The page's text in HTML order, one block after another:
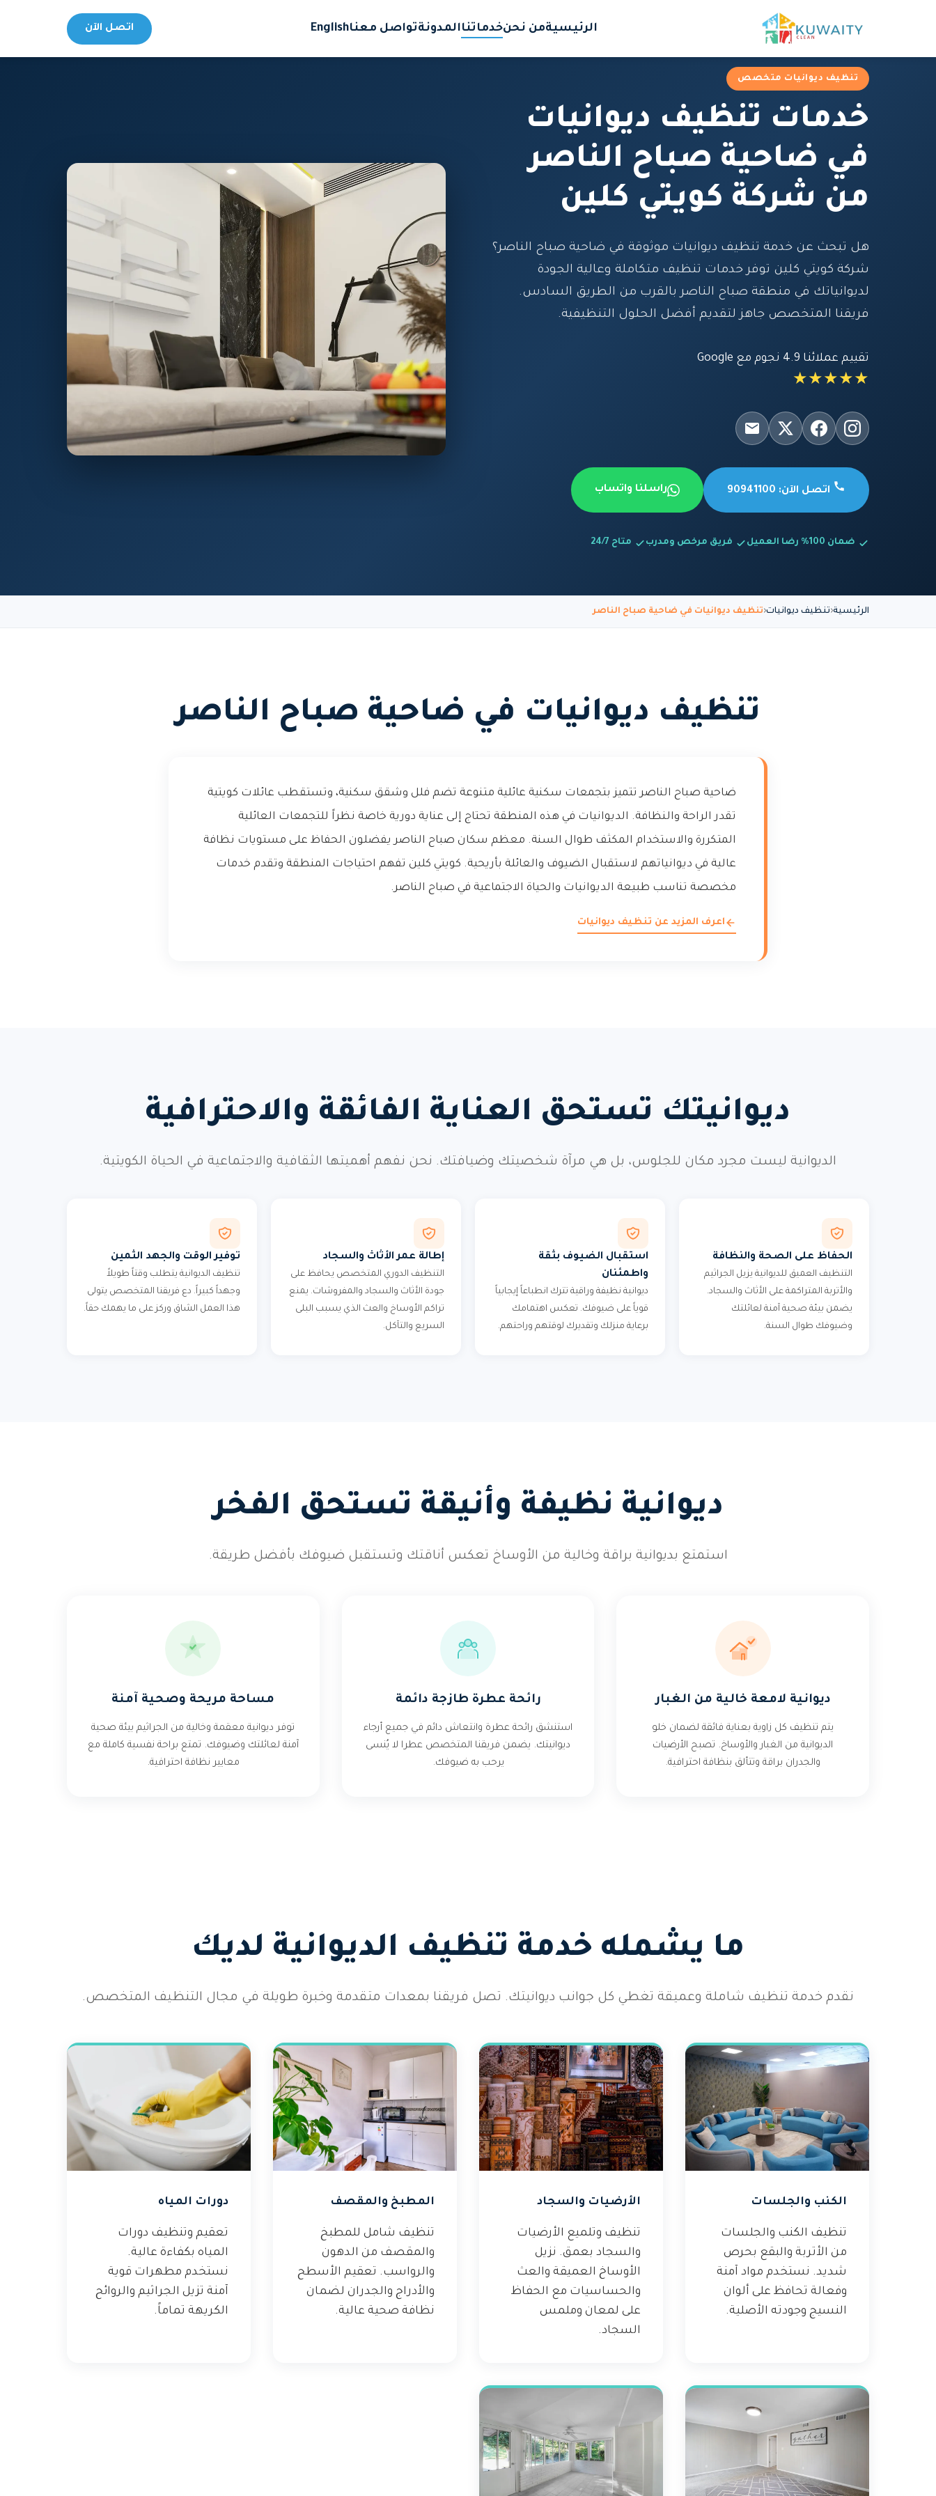
الرئيسيةمن نحنخدماتناالمدونةتواصل معناEnglish اتصل الآن
تنظيف ديوانيات متخصص
خدمات تنظيف ديوانيات
في ضاحية صباح الناصر
من شركة كويتي كلين
هل تبحث عن خدمة تنظيف ديوانيات موثوقة في ضاحية صباح الناصر؟
شركة كويتي كلين توفر خدمات تنظيف متكاملة وعالية الجودة
لديوانياتك في منطقة صباح الناصر بالقرب من الطريق السادس.
فريقنا المتخصص جاهز لتقديم أفضل الحلول التنظيفية.
تقييم عملائنا 4.9 نجوم مع Google
★★★★★
اتصل الآن: 90941100 راسلنا واتساب
ضمان 100% رضا العميل فريق مرخص ومدرب متاح 24/7
الرئيسية تنظيف ديوانيات تنظيف ديوانيات في ضاحية صباح الناصر
تنظيف ديوانيات في ضاحية صباح الناصر
ضاحية صباح الناصر تتميز بتجمعات سكنية عائلية متنوعة تضم فلل وشقق سكنية، وتستقطب عائلات كويتية
تقدر الراحة والنظافة. الديوانيات في هذه المنطقة تحتاج إلى عناية دورية خاصة نظراً للتجمعات العائلية
المتكررة والاستخدام المكثف طوال السنة. معظم سكان صباح الناصر يفضلون الحفاظ على مستويات نظافة
عالية في ديوانياتهم لاستقبال الضيوف والعائلة بأريحية. كويتي كلين تفهم احتياجات المنطقة وتقدم خدمات
مخصصة تناسب طبيعة الديوانيات والحياة الاجتماعية في صباح الناصر.
اعرف المزيد عن تنظيف ديوانيات
ديوانيتك تستحق العناية الفائقة والاحترافية
الديوانية ليست مجرد مكان للجلوس، بل هي مرآة شخصيتك وضيافتك. نحن نفهم أهميتها الثقافية والاجتماعية في الحياة الكويتية.
الحفاظ على الصحة والنظافة
التنظيف العميق للديوانية يزيل الجراثيم
والأتربة المتراكمة على الأثاث والسجاد.
يضمن بيئة صحية آمنة لعائلتك
وضيوفك طوال السنة.
استقبال الضيوف بثقة
واطمئنان
ديوانية نظيفة وراقية تترك انطباعاً إيجابياً
قوياً على ضيوفك. تعكس اهتمامك
برعاية منزلك وتقديرك لوقتهم وراحتهم.
إطالة عمر الأثاث والسجاد
التنظيف الدوري المتخصص يحافظ على
جودة الأثاث والسجاد والمفروشات. يمنع
تراكم الأوساخ والعث الذي يسبب البلى
السريع والتآكل.
توفير الوقت والجهد الثمين
تنظيف الديوانية يتطلب وقتاً طويلاً
وجهداً كبيراً. دع فريقنا المتخصص يتولى
هذا العمل الشاق وركز على ما يهمك حقاً.
ديوانية نظيفة وأنيقة تستحق الفخر
استمتع بديوانية براقة وخالية من الأوساخ تعكس أناقتك وتستقبل ضيوفك بأفضل طريقة.
ديوانية لامعة خالية من الغبار
يتم تنظيف كل زاوية بعناية فائقة لضمان خلو
الديوانية من الغبار والأوساخ. تصبح الأرضيات
والجدران براقة وتتألق بنظافة احترافية.
رائحة عطرة طازجة دائمة
استنشق رائحة عطرة وانتعاش دائم في جميع أرجاء
ديوانيتك. يضمن فريقنا المتخصص عطرا لا يُنسى
يرحب به ضيوفك.
مساحة مريحة وصحية آمنة
توفر ديوانية معقمة وخالية من الجراثيم بيئة صحية
آمنة لعائلتك وضيوفك. تمتع براحة نفسية كاملة مع
معايير نظافة احترافية.
ما يشمله خدمة تنظيف الديوانية لديك
نقدم خدمة تنظيف شاملة وعميقة تغطي كل جوانب ديوانيتك. تصل فريقنا بمعدات متقدمة وخبرة طويلة في مجال التنظيف المتخصص.
الكنب والجلسات
تنظيف الكنب والجلسات
من الأتربة والبقع بحرص
شديد. نستخدم مواد آمنة
وفعالة تحافظ على ألوان
النسيج وجودته الأصلية.
الأرضيات والسجاد
تنظيف وتلميع الأرضيات
والسجاد بعمق. نزيل
الأوساخ العميقة والعث
والحساسيات مع الحفاظ
على لمعان وملمس
السجاد.
المطبخ والمقصف
تنظيف شامل للمطبخ
والمقصف من الدهون
والرواسب. تعقيم الأسطح
والأدراج والجدران لضمان
نظافة صحية عالية.
دورات المياه
تعقيم وتنظيف دورات
المياه بكفاءة عالية.
نستخدم مطهرات قوية
آمنة تزيل الجراثيم والروائح
الكريهة تماماً.